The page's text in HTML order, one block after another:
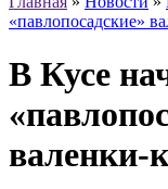
«павлопосадские»
В Кусе
валенки-